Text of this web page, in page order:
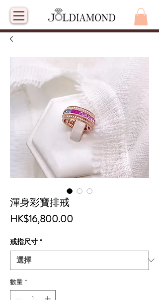
渾身彩寶排戒
HK$16,800.00價
戒指尺寸 *
數量 *